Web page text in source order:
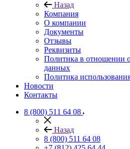
Назад
Компания
О компании
Документы
Отзывы
Реквизиты
Политика в отношении
данных
Политика
Новости
Контакты
8 (800) 511 64 08
Назад
8 (800) 511 64 08